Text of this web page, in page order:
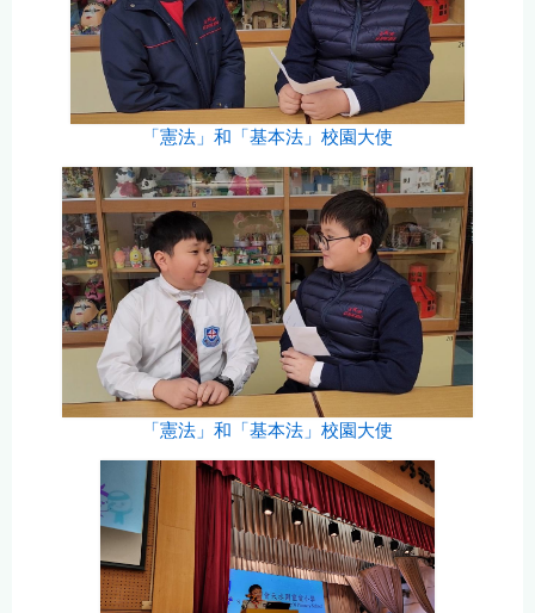
「憲法」和「基本法」校園大使
「憲法」和「基本法」校園大使